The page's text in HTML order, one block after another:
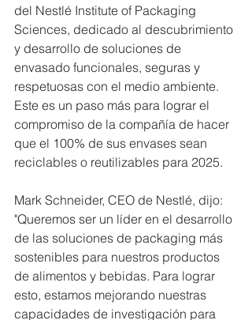
del Nestlé Institute of Packaging
Sciences, dedicado al descubrimiento
y desarrollo de soluciones de
envasado funcionales, seguras y
respetuosas con el medio ambiente.
Este es un paso más para lograr el
compromiso de la compañía de hacer
que el 100% de sus envases sean
reciclables o reutilizables para 2025.
Mark Schneider, CEO de Nestlé, dijo:
"Queremos ser un líder en el desarrollo
de las soluciones de packaging más
sostenibles para nuestros productos
de alimentos y bebidas. Para lograr
esto, estamos mejorando nuestras
capacidades de investigación para